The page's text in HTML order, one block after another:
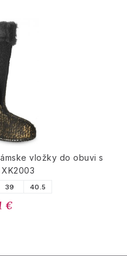
vložky do obuvi s
39 40.5
€